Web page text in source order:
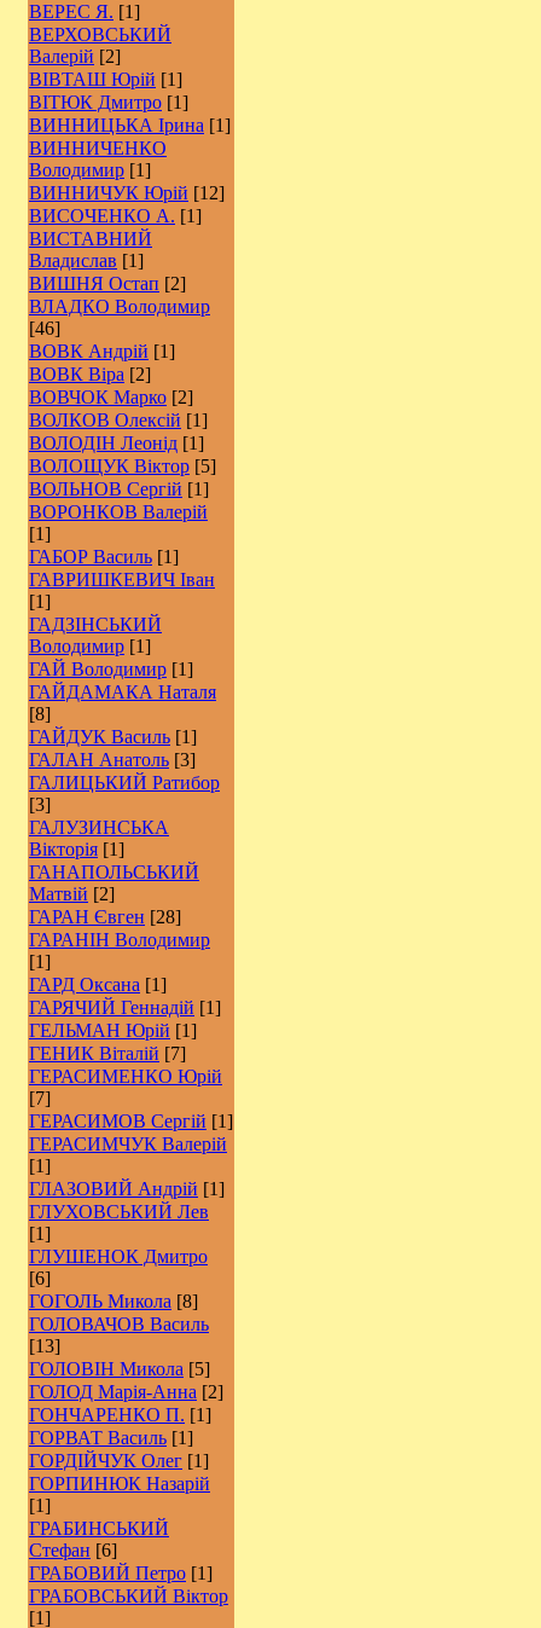
ВЕРЕС Я. [1]
ВЕРХОВСЬКИЙ
Валерій [2]
ВІВТАШ Юрій [1]
ВІТЮК Дмитро [1]
ВИННИЦЬКА Ірина [1]
ВИННИЧЕНКО
Володимир [1]
ВИННИЧУК Юрій [12]
ВИСОЧЕНКО А. [1]
ВИСТАВНИЙ
Владислав [1]
ВИШНЯ Остап [2]
ВЛАДКО Володимир
[46]
ВОВК Андрій [1]
ВОВК Віра [2]
ВОВЧОК Марко [2]
ВОЛКОВ Олексій [1]
ВОЛОДІН Леонід [1]
ВОЛОЩУК Віктор [5]
ВОЛЬНОВ Сергій [1]
ВОРОНКОВ Валерій
[1]
ГАБОР Василь [1]
ГАВРИШКЕВИЧ Іван
[1]
ГАДЗІНСЬКИЙ
Володимир [1]
ГАЙ Володимир [1]
ГАЙДАМАКА Наталя
[8]
ГАЙДУК Василь [1]
ГАЛАН Анатоль [3]
ГАЛИЦЬКИЙ Ратибор
[3]
ГАЛУЗИНСЬКА
Вікторія [1]
ГАНАПОЛЬСЬКИЙ
Матвій [2]
ГАРАН Євген [28]
ГАРАНІН Володимир
[1]
ГАРД Оксана [1]
ГАРЯЧИЙ Геннадій [1]
ГЕЛЬМАН Юрій [1]
ГЕНИК Віталій [7]
ГЕРАСИМЕНКО Юрій
[7]
ГЕРАСИМОВ Сергій [1]
ГЕРАСИМЧУК Валерій
[1]
ГЛАЗОВИЙ Андрій [1]
ГЛУХОВСЬКИЙ Лев
[1]
ГЛУШЕНОК Дмитро
[6]
ГОГОЛЬ Микола [8]
ГОЛОВАЧОВ Василь
[13]
ГОЛОВІН Микола [5]
ГОЛОД Марія-Анна [2]
ГОНЧАРЕНКО П. [1]
ГОРВАТ Василь [1]
ГОРДІЙЧУК Олег [1]
ГОРПИНЮК Назарій
[1]
ГРАБИНСЬКИЙ
Стефан [6]
ГРАБОВИЙ Петро [1]
ГРАБОВСЬКИЙ Віктор
[1]